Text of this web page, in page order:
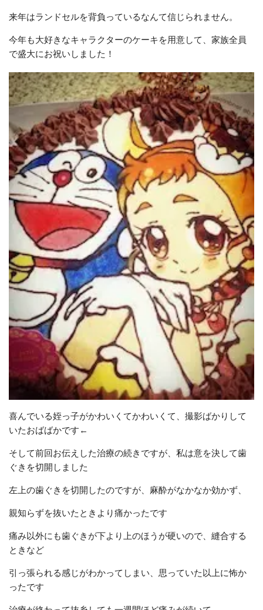
来年はランドセルを背負っているなんて信じられません。
今年も大好きなキャラクターのケーキを用意して、 家族全員
で盛大にお祝いしました ！
喜んでいる姪っ子がかわいくてかわいくて、 撮影ばかりして
いたおばばかです←
そして前回お伝えした治療の続きですが、 私は意を決して歯
ぐきを切開しました
左上の歯ぐきを切開したのですが、麻酔がなかなか効かず、
親知らずを抜いたときより痛かったです
痛み以外にも歯ぐきが下より上のほうが硬いので、 縫合する
ときなど
引っ張られる感じがわかってしまい、 思っていた以上に怖か
ったです